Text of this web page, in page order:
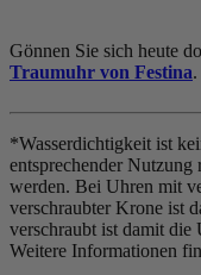
Gönnen Sie sich heute
Traumuhr von Festina.
*Wasserdichtigkeit ist
entsprechender Nutzung
werden. Bei Uhren mit
verschraubter Krone ist
verschraubt ist damit die
Weitere Informationen